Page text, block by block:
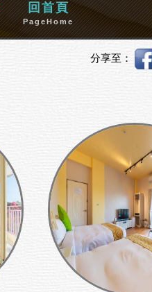
回首頁
PageHome
分享至：